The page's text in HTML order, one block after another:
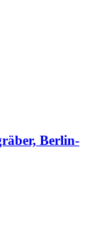
Berlin-